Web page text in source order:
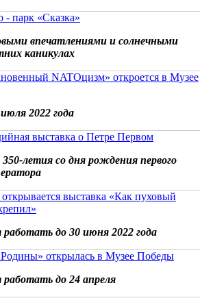
- парк «Сказка»
впечатлениями и солнечными
каникулах
NATOцизм» откроется в Музее
2022 года
выставка о Петре Первом
летия со дня рождения первого
выставка «Как пуховый
до 30 июня 2022 года
открылась в Музее Победы
до 24 апреля